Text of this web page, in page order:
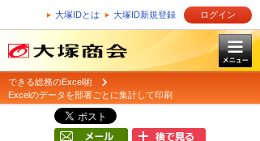
大塚IDとは 大塚ID新規登録 ログイン
できる総務のExcel術
Excelのデータを部署ごとに集計して印刷